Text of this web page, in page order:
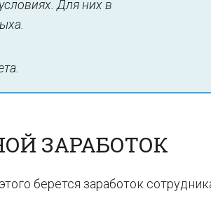
Для них в
ЗАРАБОТОК
берется заработок